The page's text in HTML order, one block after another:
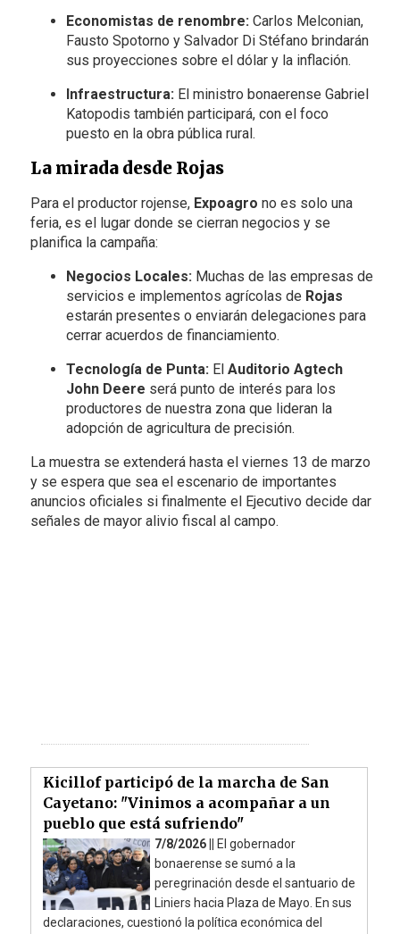
Economistas de renombre:Carlos Melconian,
Fausto Spotorno y Salvador Di Stéfano brindarán
sus proyecciones sobre el dólar y la inflación.
Infraestructura:El ministro bonaerense Gabriel
Katopodis también participará, con el foco
puesto en la obra pública rural.
La mirada desde Rojas
Para el productor rojense, Expoagro no es solo una
feria, es el lugar donde se cierran negocios y se
planifica la campaña:
Negocios Locales:Muchas de las empresas de
servicios e implementos agrícolas de Rojas
estarán presentes o enviarán delegaciones para
cerrar acuerdos de financiamiento.
Tecnología de Punta:El Auditorio Agtech
John Deere será punto de interés para los
productores de nuestra zona que lideran la
adopción de agricultura de precisión.
La muestra se extenderá hasta el viernes 13 de marzo
y se espera que sea el escenario de importantes
anuncios oficiales si finalmente el Ejecutivo decide dar
señales de mayor alivio fiscal al campo.
Kicillof participó de la marcha de San
Cayetano: "Vinimos a acompañar a un
pueblo que está sufriendo"
7/8/2026 ||
El gobernador
bonaerense se sumó a la
peregrinación desde el santuario de
Liniers hacia Plaza de Mayo. En sus
declaraciones, cuestionó la política económica del